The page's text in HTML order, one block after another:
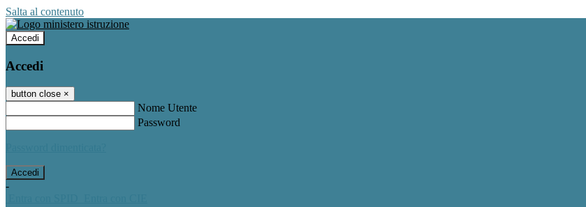
Salta al contenuto
Accedi
Accedi
button close ×
Nome Utente
Password
-